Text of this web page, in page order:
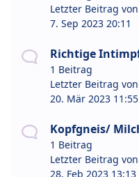
Letzter Beitrag von
7. Sep 2023 20:11
Richtige
1 Beitrag
Letzter Beitrag von
20. Mär 2023 11:55
Kopfgneis/
1 Beitrag
Letzter Beitrag von
28. Feb 2023 13:13